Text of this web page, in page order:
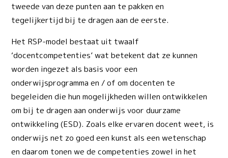
tweede van deze punten aan te pakken en
tegelijkertijd bij te dragen aan de eerste.
Het RSP-model bestaat uit twaalf
‘docentcompetenties’ wat betekent dat ze kunnen
worden ingezet als basis voor een
onderwijsprogramma en / of om docenten te
begeleiden die hun mogelijkheden willen ontwikkelen
om bij te dragen aan onderwijs voor duurzame
ontwikkeling (ESD). Zoals elke ervaren docent weet, is
onderwijs net zo goed een kunst als een wetenschap
en daarom tonen we de competenties zowel in het